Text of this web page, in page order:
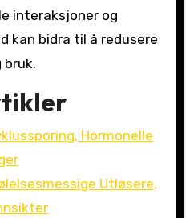
interaksjoner og
kan bidra til å redusere
bruk.
Hormonelle
Utløsere,